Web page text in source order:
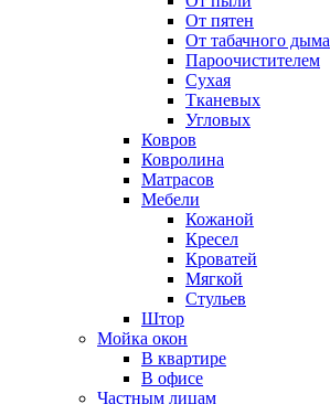
От пятен
От табачного дыма
Пароочистителем
Сухая
Тканевых
Угловых
Ковров
Ковролина
Матрасов
Мебели
Кожаной
Кресел
Кроватей
Мягкой
Стульев
Штор
Мойка окон
В квартире
В офисе
Частным лицам